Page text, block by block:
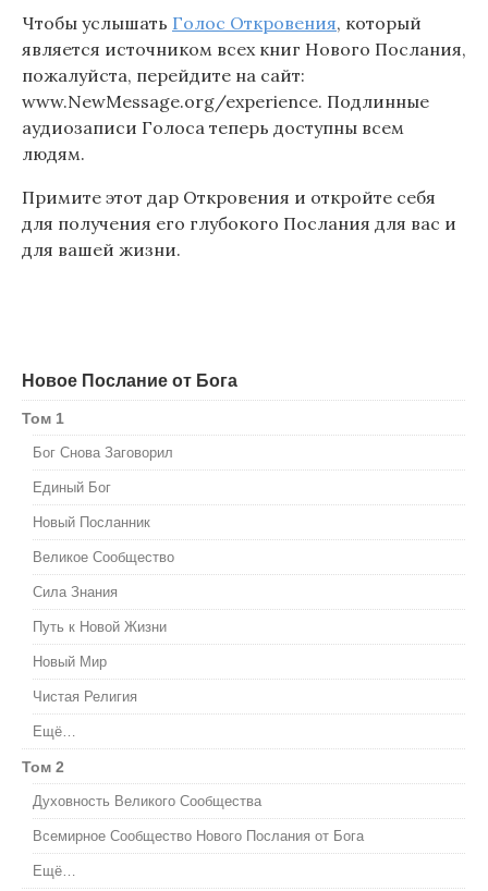
Чтобы услышать Голос Откровения, который
является источником всех книг Нового Послания,
пожалуйста, перейдите на сайт:
www.NewMessage.org/experience. Подлинные
аудиозаписи Голоса теперь доступны всем
людям.
Примите этот дар Откровения и откройте себя
для получения его глубокого Послания для вас и
для вашей жизни.
Новое Послание от Бога
Том 1
Бог Снова Заговорил
Единый Бог
Новый Посланник
Великое Сообщество
Сила Знания
Путь к Новой Жизни
Новый Мир
Чистая Религия
Ещё…
Том 2
Духовность Великого Сообщества
Всемирное Сообщество Нового Послания от Бога
Ещё…